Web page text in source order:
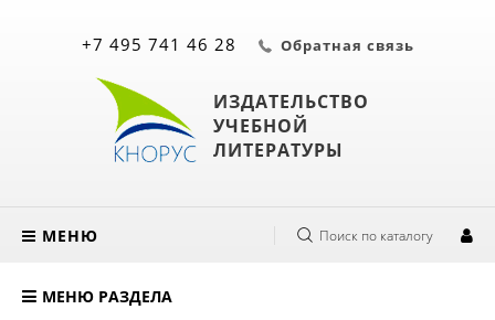
ИЗДАТЕЛЬСТВО
УЧЕБНОЙ
ЛИТЕРАТУРЫ
+7 495 741 46 28 Обратная связь
МЕНЮ Поиск по каталогу
МЕНЮ РАЗДЕЛА